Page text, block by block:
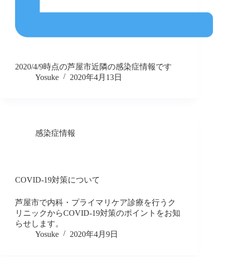
2020/4/9時点の芦屋市近隣の感染症情報です
Yosuke
2020年4月13日
感染症情報
COVID-19対策について
芦屋市で内科・プライマリケア診療を行うク
リニックからCOVID-19対策のポイントをお知
らせします。
Yosuke
2020年4月9日